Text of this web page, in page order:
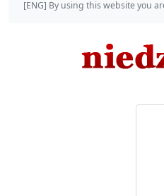
[ENG] By using this website you